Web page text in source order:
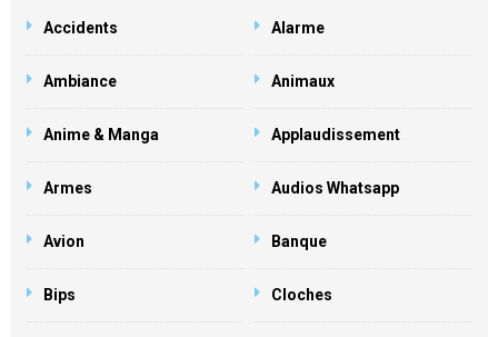
Accidents Alarme
Ambiance Animaux
Anime & Manga Applaudissement
Armes Audios Whatsapp
Avion Banque
Bips Cloches